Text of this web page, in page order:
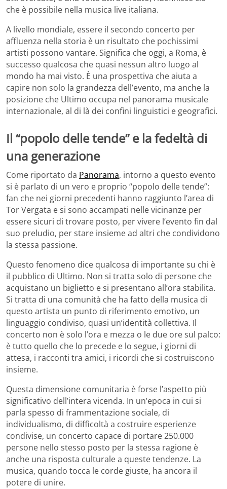
che è possibile nella musica live italiana.
A livello mondiale, essere il secondo concerto per
affluenza nella storia è un risultato che pochissimi
artisti possono vantare. Significa che oggi, a Roma, è
successo qualcosa che quasi nessun altro luogo al
mondo ha mai visto. È una prospettiva che aiuta a
capire non solo la grandezza dell’evento, ma anche la
posizione che Ultimo occupa nel panorama musicale
internazionale, al di là dei confini linguistici e geografici.
Il “popolo delle tende” e la fedeltà di
una generazione
Come riportato da Panorama, intorno a questo evento
si è parlato di un vero e proprio “popolo delle tende”:
fan che nei giorni precedenti hanno raggiunto l’area di
Tor Vergata e si sono accampati nelle vicinanze per
essere sicuri di trovare posto, per vivere l’evento fin dal
suo preludio, per stare insieme ad altri che condividono
la stessa passione.
Questo fenomeno dice qualcosa di importante su chi è
il pubblico di Ultimo. Non si tratta solo di persone che
acquistano un biglietto e si presentano all’ora stabilita.
Si tratta di una comunità che ha fatto della musica di
questo artista un punto di riferimento emotivo, un
linguaggio condiviso, quasi un’identità collettiva. Il
concerto non è solo l’ora e mezza o le due ore sul palco:
è tutto quello che lo precede e lo segue, i giorni di
attesa, i racconti tra amici, i ricordi che si costruiscono
insieme.
Questa dimensione comunitaria è forse l’aspetto più
significativo dell’intera vicenda. In un’epoca in cui si
parla spesso di frammentazione sociale, di
individualismo, di difficoltà a costruire esperienze
condivise, un concerto capace di portare 250.000
persone nello stesso posto per la stessa ragione è
anche una risposta culturale a queste tendenze. La
musica, quando tocca le corde giuste, ha ancora il
potere di unire.